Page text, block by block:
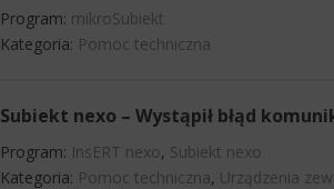
Program: mikroSubiekt
Kategoria: Pomoc techniczna
Subiekt nexo – Wystąpił błąd
Program: InsERT nexo, Subiekt nexo
Kategoria: Pomoc techniczna, Urządzenia